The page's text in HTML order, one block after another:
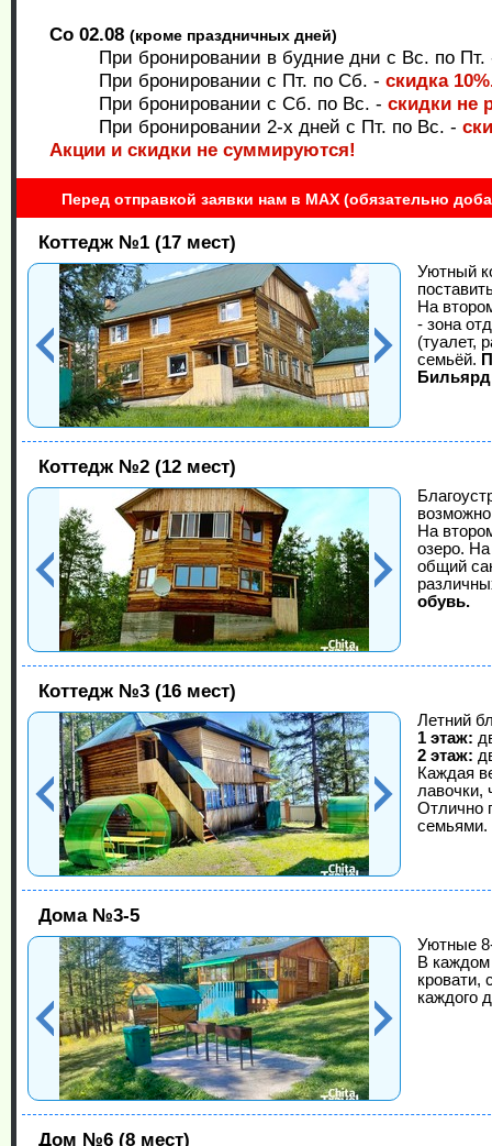
Со 02.08 (кроме праздничных дней)
При бронировании в будние дни с Вс. по
При бронировании с Пт. по Сб. - скидка
При бронировании с Сб. по Вс. - скидки не
При бронировании 2-х дней с Пт. по Вс. -
Акции и скидки не суммируются!
Перед отправкой заявки нам в MAX (обязательно
Коттедж №1 (17 мест)
Уютный
На
- зона
(туалет,
семьёй.
Коттедж №2 (12 мест)
На
озеро.
общий
обувь.
Коттедж №3 (16 мест)
Летний
1 этаж:
2 этаж:
Каждая
лавочки,
Отлично
семьями.
Дома №3-5
Уютные
В каждом
кровати,
каждого
Дом №6 (8 мест)